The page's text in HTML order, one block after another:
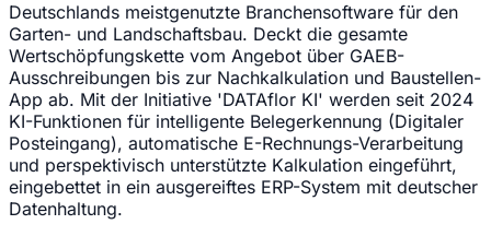
Deutschlands meistgenutzte Branchensoftware für den
Garten- und Landschaftsbau. Deckt die gesamte
Wertschöpfungskette vom Angebot über GAEB-
Ausschreibungen bis zur Nachkalkulation und Baustellen-
App ab. Mit der Initiative 'DATAflor KI' werden seit 2024
KI-Funktionen für intelligente Belegerkennung (Digitaler
Posteingang), automatische E-Rechnungs-Verarbeitung
und perspektivisch unterstützte Kalkulation eingeführt,
eingebettet in ein ausgereiftes ERP-System mit deutscher
Datenhaltung.